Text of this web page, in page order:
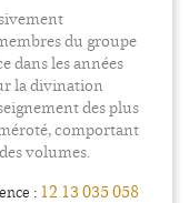
du groupe
dans les années
la divination
des plus
comportant
volumes.
: 12 13 035 058